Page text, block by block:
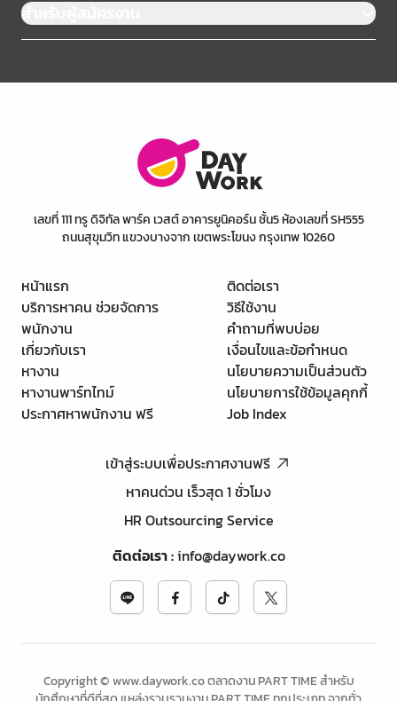
สำหรับผู้สมัครงาน
เลขที่ 111 ทรู ดิจิทัล พาร์ค เวสต์ อาคารยูนิคอร์น ชั้น5 ห้องเลขที่ SH555
ถนนสุขุมวิท แขวงบางจาก เขตพระโขนง กรุงเทพ 10260
หน้าแรก
บริการหาคน ช่วยจัดการ
พนักงาน
เกี่ยวกับเรา
หางาน
หางานพาร์ทไทม์
ประกาศหาพนักงาน ฟรี
ติดต่อเรา
วิธีใช้งาน
คำถามที่พบบ่อย
เงื่อนไขและข้อกำหนด
นโยบายความเป็นส่วนตัว
นโยบายการใช้ข้อมูลคุกกี้
Job Index
เข้าสู่ระบบเพื่อประกาศงานฟรี
หาคนด่วน เร็วสุด 1 ชั่วโมง
HR Outsourcing Service
ติดต่อเรา:info@daywork.co
Copyright © www.daywork.co ตลาดงาน PART TIME สำหรับ